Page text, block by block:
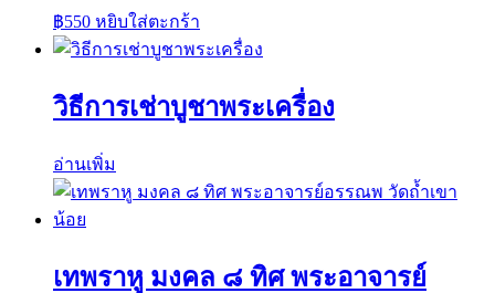
฿550 หยิบใส่ตะกร้า
วิธีการเช่าบูชาพระเครื่อง
อ่านเพิ่ม
เทพราหู มงคล ๘ ทิศ พระอาจารย์